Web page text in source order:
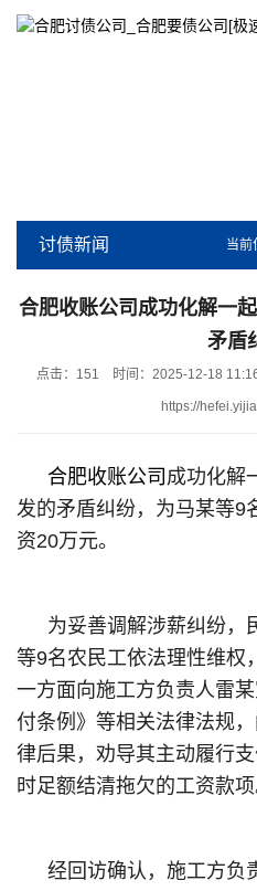
讨债新闻 当前
合肥收账公司成功化解一
矛盾
点击：151 时间：2025-12-18
https://
合肥收账公司 成功化解
发的矛盾纠纷，为马某等9
资20万元。
为妥善调解涉薪纠纷，
等9名农民工依法理性维权
一方面向施工方负责人雷
付条例》等相关法律法规
律后果，劝导其主动履行
时足额结清拖欠的工资款项
经回访确认，施工方负